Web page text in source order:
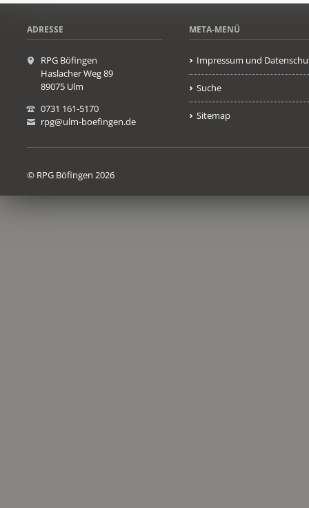
ADRESSE
RPG Böfingen
Haslacher Weg 89
89075 Ulm
0731 161-5170
rpg@ulm-boefingen.de
META-MENÜ
Impressum und
Suche
Sitemap
© RPG Böfingen 2026